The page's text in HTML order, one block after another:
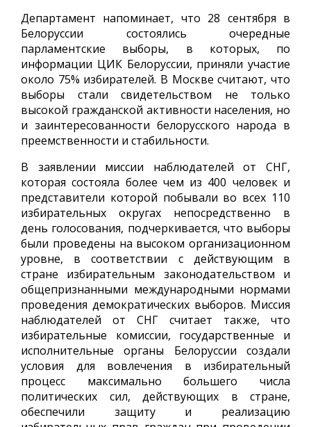
Департамент напоминает, что 28 сентября в
Белоруссии состоялись очередные
парламентские выборы, в которых, по
информации ЦИК Белоруссии, приняли участие
около 75% избирателей. В Москве считают, что
выборы стали свидетельством не только
высокой гражданской активности населения, но
и заинтересованности белорусского народа в
преемственности и стабильности.
В заявлении миссии наблюдателей от СНГ,
которая состояла более чем из 400 человек и
представители которой побывали во всех 110
избирательных округах непосредственно в
день голосования, подчеркивается, что выборы
были проведены на высоком организационном
уровне, в соответствии с действующим в
стране избирательным законодательством и
общепризнанными международными нормами
проведения демократических выборов. Миссия
наблюдателей от СНГ считает также, что
избирательные комиссии, государственные и
исполнительные органы Белоруссии создали
условия для вовлечения в избирательный
процесс максимально большего числа
политических сил, действующих в стране,
обеспечили защиту и реализацию